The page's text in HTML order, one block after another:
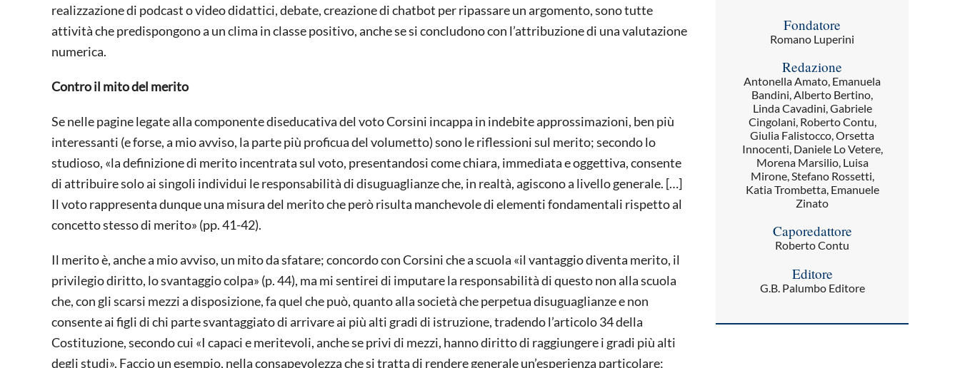
realizzazione di podcast o video didattici, debate, creazione di chatbot per ripassare un argomento, sono tutte
attività che predispongono a un clima in classe positivo, anche se si concludono con l’attribuzione di una valutazione
numerica.
Contro il mito del merito
Se nelle pagine legate alla componente diseducativa del voto Corsini incappa in indebite approssimazioni, ben più
interessanti (e forse, a mio avviso, la parte più proficua del volumetto) sono le riflessioni sul merito; secondo lo
studioso, «la definizione di merito incentrata sul voto, presentandosi come chiara, immediata e oggettiva, consente
di attribuire solo ai singoli individui le responsabilità di disuguaglianze che, in realtà, agiscono a livello generale. […]
Il voto rappresenta dunque una misura del merito che però risulta manchevole di elementi fondamentali rispetto al
concetto stesso di merito» (pp. 41-42).
Il merito è, anche a mio avviso, un mito da sfatare; concordo con Corsini che a scuola «il vantaggio diventa merito, il
privilegio diritto, lo svantaggio colpa» (p. 44), ma mi sentirei di imputare la responsabilità di questo non alla scuola
che, con gli scarsi mezzi a disposizione, fa quel che può, quanto alla società che perpetua disuguaglianze e non
consente ai figli di chi parte svantaggiato di arrivare ai più alti gradi di istruzione, tradendo l’articolo 34 della
Costituzione, secondo cui «I capaci e meritevoli, anche se privi di mezzi, hanno diritto di raggiungere i gradi più alti
degli studi». Faccio un esempio, nella consapevolezza che si tratta di rendere generale un’esperienza particolare;
Fondatore
Romano Luperini
Redazione
Antonella Amato, Emanuela
Bandini, Alberto Bertino,
Linda Cavadini, Gabriele
Cingolani, Roberto Contu,
Giulia Falistocco, Orsetta
Innocenti, Daniele Lo Vetere,
Morena Marsilio, Luisa
Mirone, Stefano Rossetti,
Katia Trombetta, Emanuele
Zinato
Caporedattore
Roberto Contu
Editore
G.B. Palumbo Editore